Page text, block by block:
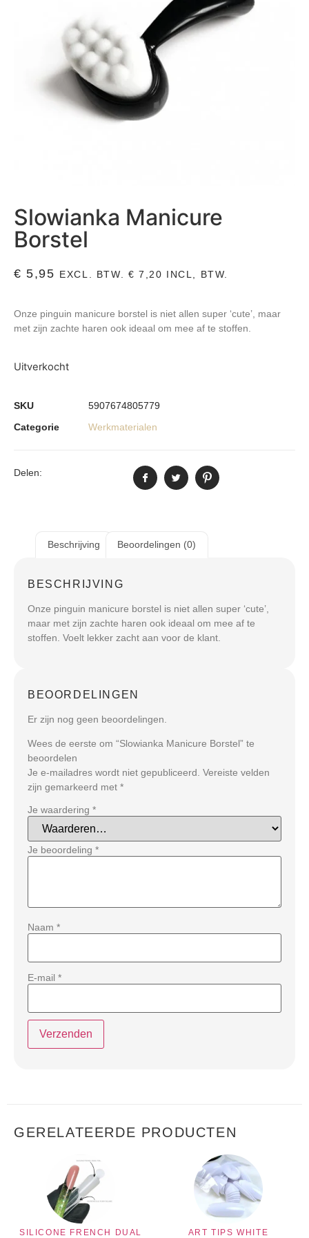
Slowianka Manicure
Borstel
€ 5,95 EXCL. BTW. € 7,20 INCL, BTW.
Onze pinguin manicure borstel is niet allen super ‘cute’, maar
met zijn zachte haren ook ideaal om mee af te stoffen.
Uitverkocht
SKU
5907674805779
Categorie
Werkmaterialen
Delen:
Beschrijving Beoordelingen (0)
BESCHRIJVING
Onze pinguin manicure borstel is niet allen super ‘cute’,
maar met zijn zachte haren ook ideaal om mee af te
stoffen. Voelt lekker zacht aan voor de klant.
BEOORDELINGEN
Er zijn nog geen beoordelingen.
Wees de eerste om “Slowianka Manicure Borstel” te
beoordelen
Je e-mailadres wordt niet gepubliceerd. Vereiste velden
zijn gemarkeerd met *
Je waardering *
Je beoordeling *
Naam *
E-mail *
GERELATEERDE PRODUCTEN
SILICONE FRENCH DUAL
ART TIPS WHITE